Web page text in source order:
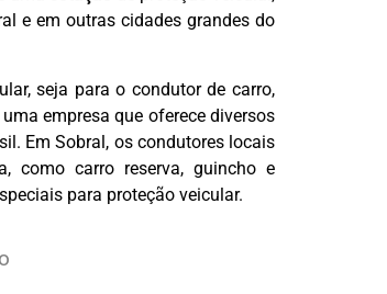
e em outras cidades grandes do
seja para o condutor de carro,
empresa que oferece diversos
Em Sobral, os condutores locais
como carro reserva, guincho e
para proteção veicular.